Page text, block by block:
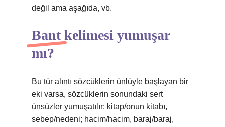
değil ama aşağıda, vb.
Bant kelimesi yumuşar
mı?
Bu tür alıntı sözcüklerin ünlüyle başlayan bir
eki varsa, sözcüklerin sonundaki sert
ünsüzler yumuşatılır: kitap/onun kitabı,
sebep/nedeni; hacim/hacim, baraj/baraj,